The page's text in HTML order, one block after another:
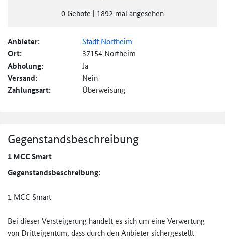
0 Gebote | 1892 mal angesehen
Anbieter: Stadt Northeim
Ort: 37154 Northeim
Abholung: Ja
Versand: Nein
Zahlungsart: Überweisung
Gegenstandsbeschreibung
1 MCC Smart
Gegenstandsbeschreibung:
1 MCC Smart
Bei dieser Versteigerung handelt es sich um eine Verwertung
von Dritteigentum, dass durch den Anbieter sichergestellt